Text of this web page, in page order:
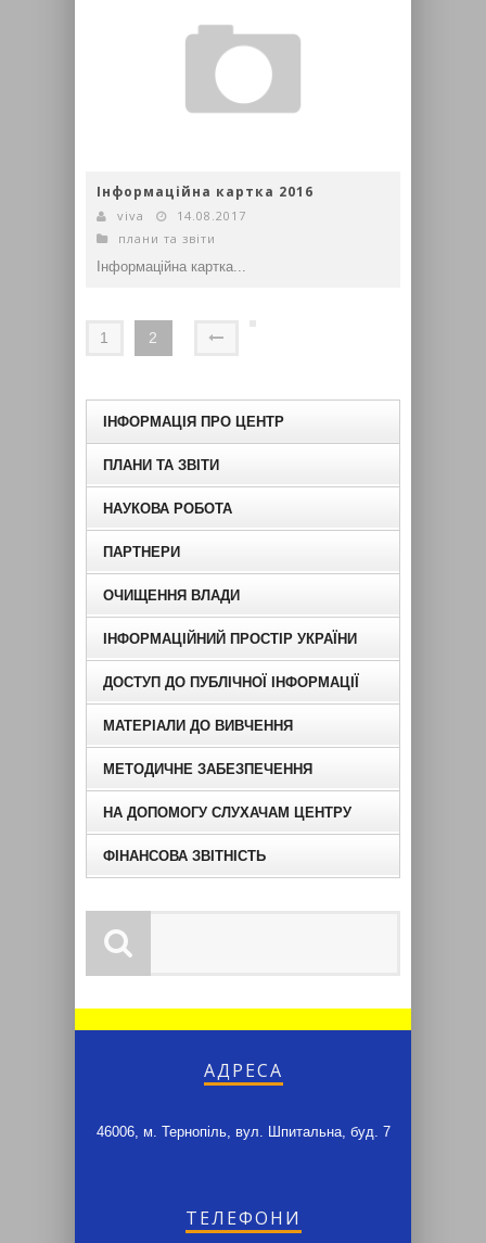
Інформаційна картка 2016
viva
14.08.2017
плани та звіти
Інформаційна картка...
1 2
ІНФОРМАЦІЯ ПРО ЦЕНТР
ПЛАНИ ТА ЗВІТИ
НАУКОВА РОБОТА
ПАРТНЕРИ
ОЧИЩЕННЯ ВЛАДИ
ІНФОРМАЦІЙНИЙ ПРОСТІР УКРАЇНИ
ДОСТУП ДО ПУБЛІЧНОЇ ІНФОРМАЦІЇ
МАТЕРІАЛИ ДО ВИВЧЕННЯ
МЕТОДИЧНЕ ЗАБЕЗПЕЧЕННЯ
НА ДОПОМОГУ СЛУХАЧАМ ЦЕНТРУ
ФІНАНСОВА ЗВІТНІСТЬ
АДРЕСА
46006, м. Тернопіль, вул. Шпитальна, буд. 7
ТЕЛЕФОНИ